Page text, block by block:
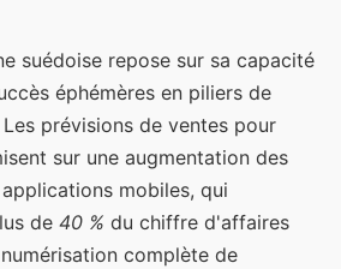
suédoise repose sur sa capacité
éphémères en piliers de
prévisions de ventes pour
sur une augmentation des
mobiles, qui
de 40 % du chiffre d'affaires
complète de